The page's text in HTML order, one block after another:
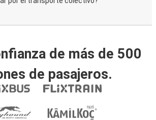
de más de 500
de pasajeros.